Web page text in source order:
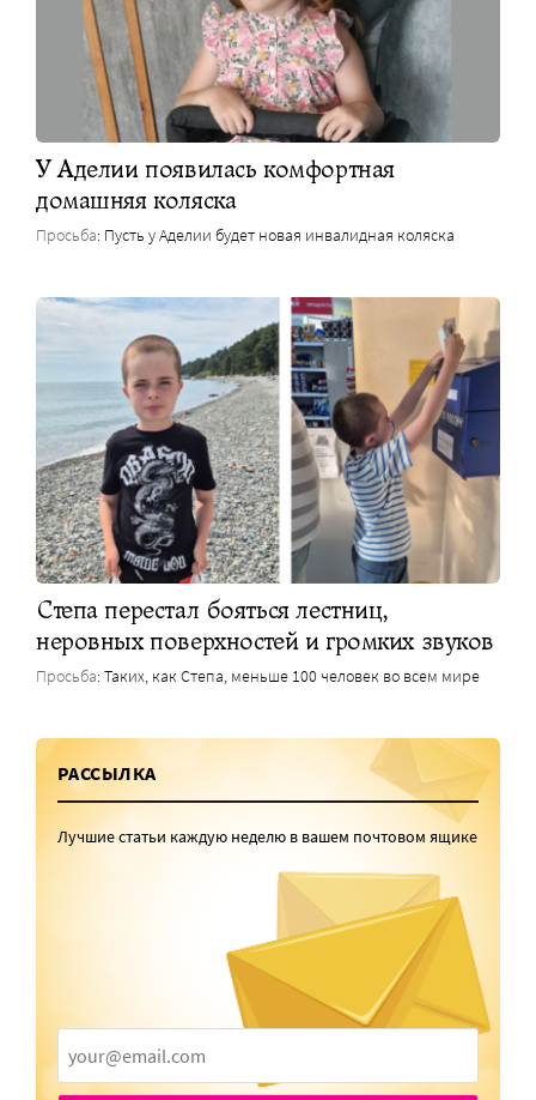
У Аделии появилась комфортная
домашняя коляска
Просьба: Пусть у Аделии будет новая инвалидная коляска
Степа перестал бояться лестниц,
неровных поверхностей и громких звуков
Просьба: Таких, как Степа, меньше 100 человек во всем мире
РАССЫЛКА
Лучшие статьи каждую неделю в вашем почтовом ящике